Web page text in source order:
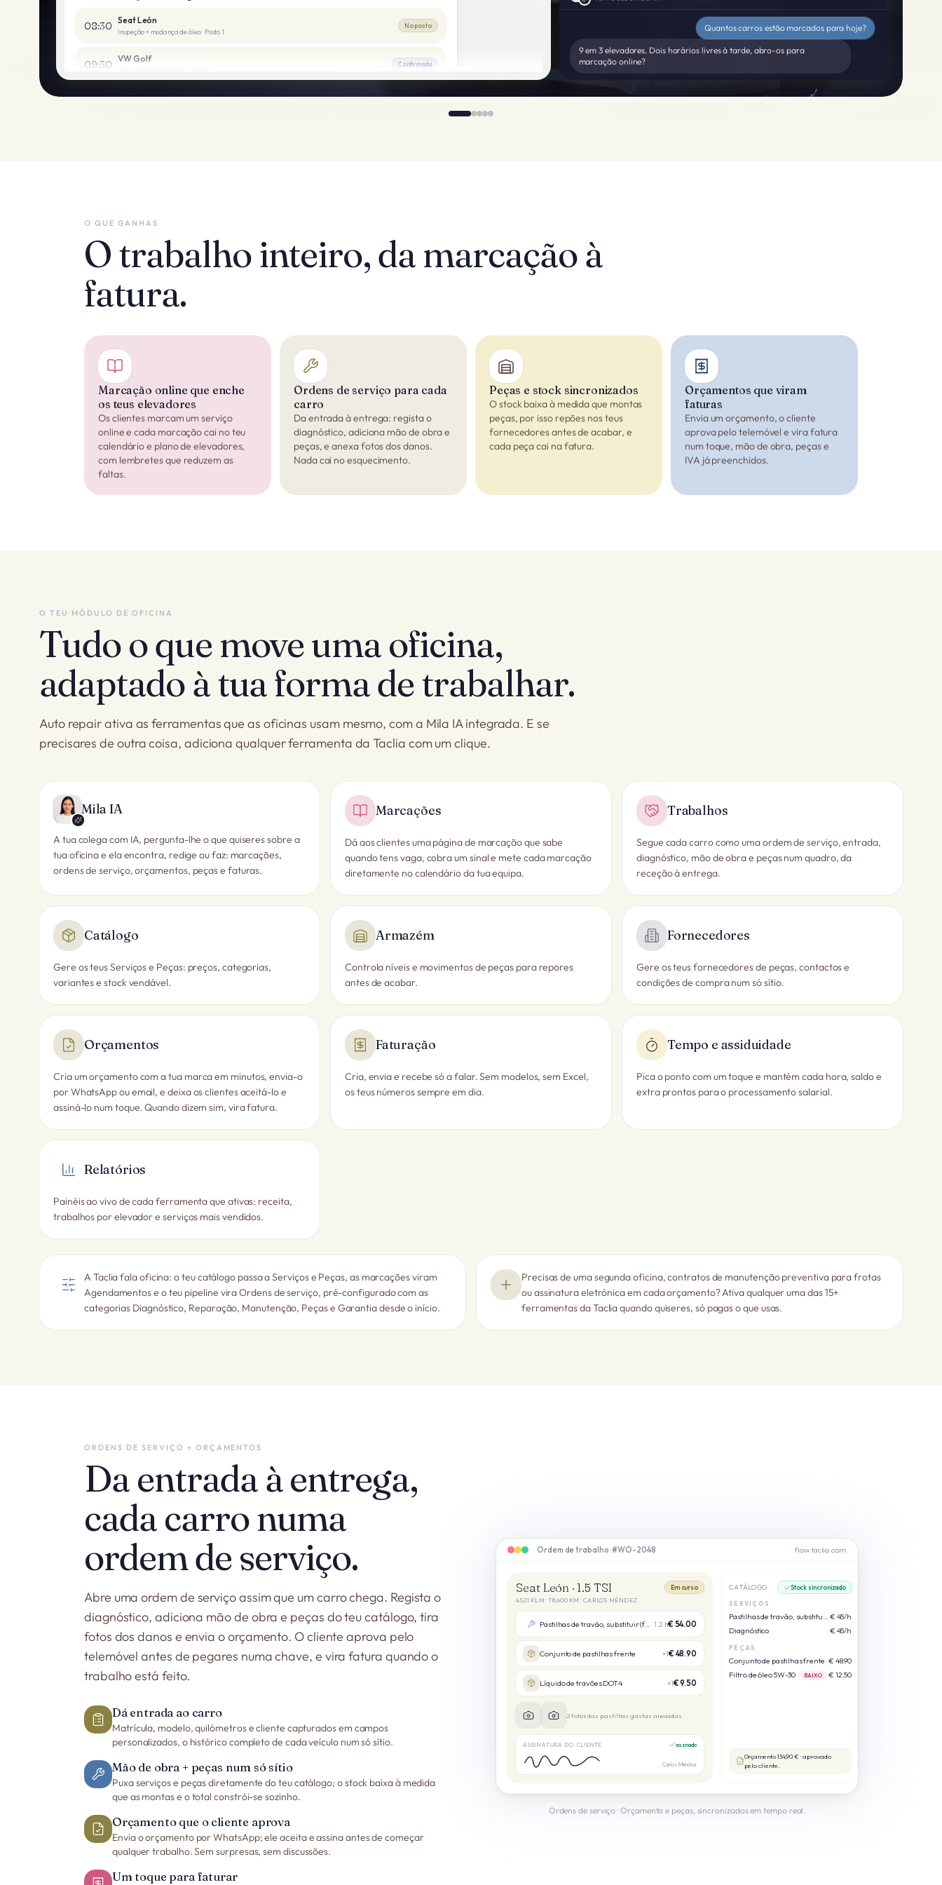
08:30 Seat León
Inspeção + mudança de óleo· Posto1
No posto
09:30 VW Golf
Confirmada
Ford Focus
Quantos carros estão marcados para hoje?
9 em 3 elevadores. Dois horários livres à tarde, abro-os para
marcação online?
O QUE GANHAS
O trabalho inteiro, da marcação à
fatura.
Marcação online que enche
os teus elevadores
Os clientes marcam um serviço
online e cada marcação cai no teu
calendário e plano de elevadores,
com lembretes que reduzem as
faltas.
Ordens de serviço para cada
carro
Da entrada à entrega: regista o
diagnóstico, adiciona mão de obra e
peças, e anexa fotos dos danos.
Nada cai no esquecimento.
Peças e stock sincronizados
O stock baixa à medida que montas
peças, por isso repões nos teus
fornecedores antes de acabar, e
cada peça cai na fatura.
Orçamentos que viram
faturas
Envia um orçamento, o cliente
aprova pelo telemóvel e vira fatura
num toque, mão de obra, peças e
IVA já preenchidos.
O TEU MÓDULO DE OFICINA
Tudo o que move uma oficina,
adaptado à tua forma de trabalhar.
Auto repair ativa as ferramentas que as oficinas usam mesmo, com a Mila IA integrada. E se
precisares de outra coisa, adiciona qualquer ferramenta da Taclia com um clique.
Mila IA
A tua colega com IA, pergunta-lhe o que quiseres sobre a
tua oficina e ela encontra, redige ou faz: marcações,
ordens de serviço, orçamentos, peças e faturas.
Marcações
Dá aos clientes uma página de marcação que sabe
quando tens vaga, cobra um sinal e mete cada marcação
diretamente no calendário da tua equipa.
Trabalhos
Segue cada carro como uma ordem de serviço, entrada,
diagnóstico, mão de obra e peças num quadro, da
receção à entrega.
Catálogo
Gere os teus Serviços e Peças: preços, categorias,
variantes e stock vendável.
Armazém
Controla níveis e movimentos de peças para repores
antes de acabar.
Fornecedores
Gere os teus fornecedores de peças, contactos e
condições de compra num só sítio.
Orçamentos
Cria um orçamento com a tua marca em minutos, envia-o
por WhatsApp ou email, e deixa os clientes aceitá-lo e
assiná-lo num toque. Quando dizem sim, vira fatura.
Faturação
Cria, envia e recebe só a falar. Sem modelos, sem Excel,
os teus números sempre em dia.
Tempo e assiduidade
Pica o ponto com um toque e mantém cada hora, saldo e
extra prontos para o processamento salarial.
Relatórios
Painéis ao vivo de cada ferramenta que ativas: receita,
trabalhos por elevador e serviços mais vendidos.
A Taclia fala oficina: o teu catálogo passa a Serviços e Peças, as marcações viram
Agendamentos e o teu pipeline vira Ordens de serviço, pré-configurado com as
categorias Diagnóstico, Reparação, Manutenção, Peças e Garantia desde o início.
Precisas de uma segunda oficina, contratos de manutenção preventiva para frotas
ou assinatura eletrónica em cada orçamento? Ativa qualquer uma das 15+
ferramentas da Taclia quando quiseres, só pagas o que usas.
ORDENS DE SERVIÇO + ORÇAMENTOS
Da entrada à entrega,
cada carro numa
ordem de serviço.
Abre uma ordem de serviço assim que um carro chega. Regista o
diagnóstico, adiciona mão de obra e peças do teu catálogo, tira
fotos dos danos e envia o orçamento. O cliente aprova pelo
telemóvel antes de pegares numa chave, e vira fatura quando o
trabalho está feito.
Dá entrada ao carro
Matrícula, modelo, quilómetros e cliente capturados em campos
personalizados, o histórico completo de cada veículo num só sítio.
Mão de obra + peças num só sítio
Puxa serviços e peças diretamente do teu catálogo; o stock baixa à medida
que as montas e o total constrói-se sozinho.
Orçamento que o cliente aprova
Envia o orçamento por WhatsApp; ele aceita e assina antes de começar
qualquer trabalho. Sem surpresas, sem discussões.
Um toque para faturar
Ordem de trabalho · #WO-2048 flow.taclia.com
Seat León · 1.5 TSI
4521 KLM · 78,400 KM · CARLOS MÉNDEZ
Em curso
Pastilhas de travão, substituir (frente) 1.2 h€ 54.00
Conjunto de pastilhas frente ×1€ 48.90
Líquido de travões DOT4 ×1€ 9.50
2 fotos das pastilhas gastas anexadas
ASSINATURA DO CLIENTE assinado
Carlos Méndez
CATÁLOGO Stock sincronizado
SERVIÇOS
Pastilhas de travão, substituição € 45/h
Diagnóstico
€ 45/h
PEÇAS
Conjunto de pastilhas frente € 48.90
Filtro de óleo 5W-30
BAIXO € 12.50
Orçamento 134,90 € · aprovado
pelo cliente.
Ordens de serviço · Orçamento e peças, sincronizados em tempo real.